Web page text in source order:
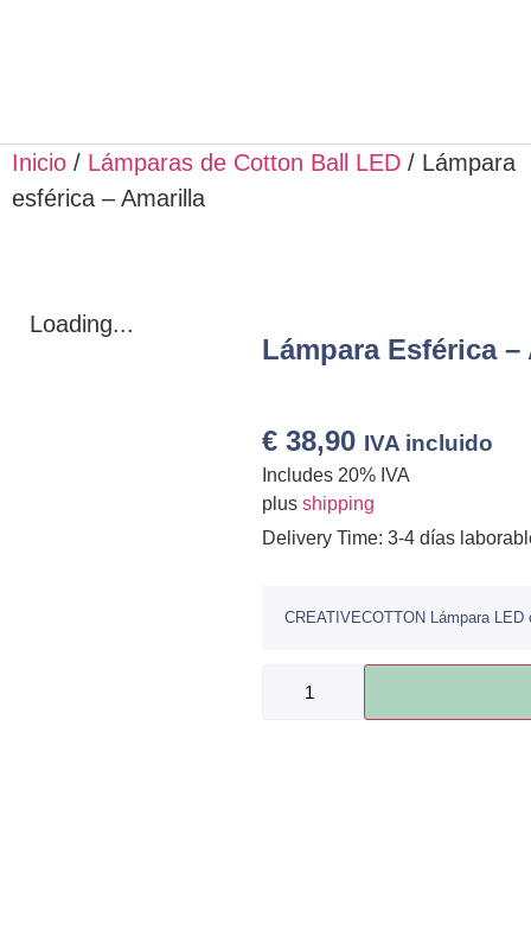
Inicio / Lámparas de Cotton Ball LED / Lámpara
esférica – Amarilla
Loading...
Lámpara Esférica –
€ 38,90 IVA incluido
Includes 20% IVA
plus shipping
Delivery Time: 3-4 días
CREATIVECOTTON Lámpara